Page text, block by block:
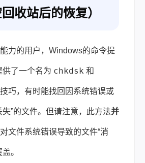
收站后的恢复）
力的用户，Windows的命令提
了一个名为 chkdsk 和
巧，有时能找回因系统错误或
失”的文件。但请注意，此方法并
文件系统错误导致的文件“消
。